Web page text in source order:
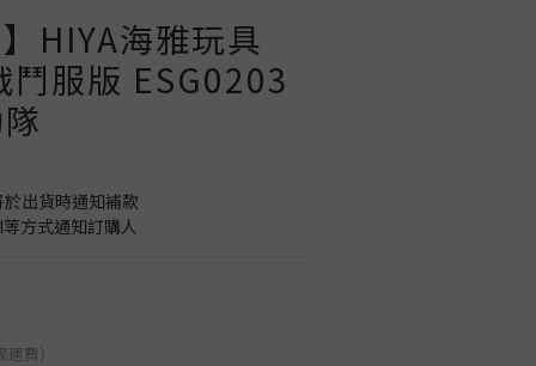
HIYA海雅玩具
鬥服版 ESG0203
出貨時通知補款
方式通知訂購人
費）